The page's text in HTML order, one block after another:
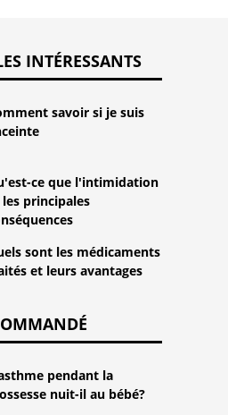
INTÉRESSANTS
savoir si je suis
ce que l'intimidation
principales
sont les médicaments
et leurs avantages
pendant la
nuit-il au bébé?